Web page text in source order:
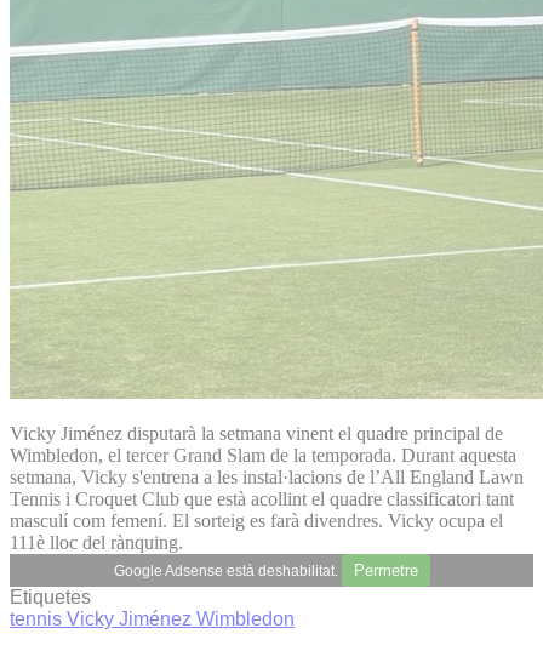
Vicky Jiménez disputarà la setmana vinent el quadre principal de
Wimbledon, el tercer Grand Slam de la temporada. Durant aquesta
setmana, Vicky s'entrena a les instal·lacions de l’All England Lawn
Tennis i Croquet Club que està acollint el quadre classificatori tant
masculí com femení. El sorteig es farà divendres. Vicky ocupa el
111è lloc del rànquing.
Google Adsense està deshabilitat. Permetre
Etiquetes
tennis Vicky Jiménez Wimbledon